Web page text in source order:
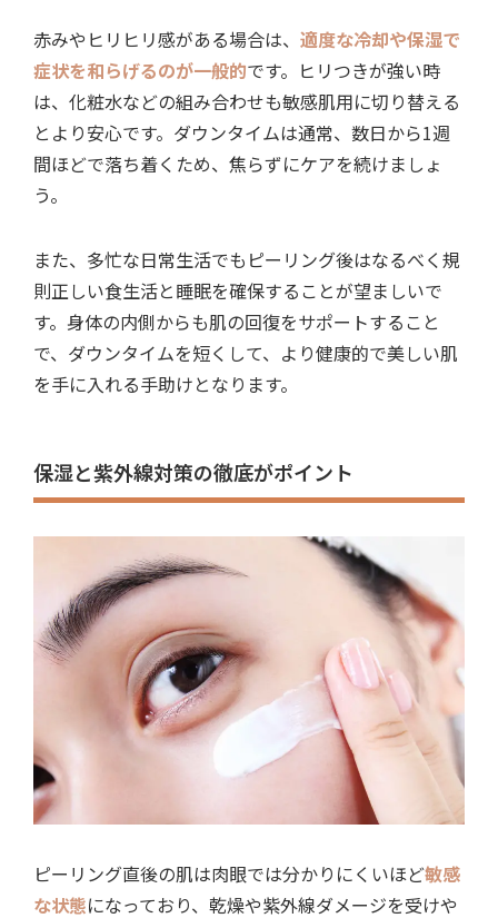
赤みやヒリヒリ感がある場合は、 適度な冷却や保湿で
症状を和らげるのが一般的です。ヒリつきが強い時
は、化粧水などの組み合わせも敏感肌用に切り替える
とより安心です。ダウンタイムは通常、数日から1週
間ほどで落ち着くため、焦らずにケアを続けましょ
う。
また、多忙な日常生活でもピーリング後はなるべく規
則正しい食生活と睡眠を確保することが望ましいで
す。身体の内側からも肌の回復をサポートすること
で、ダウンタイムを短くして、より健康的で美しい肌
を手に入れる手助けとなります。
保湿と紫外線対策の徹底がポイント
ピーリング直後の肌は肉眼では分かりにくいほど敏感
な状態になっており、乾燥や紫外線ダメージを受けや